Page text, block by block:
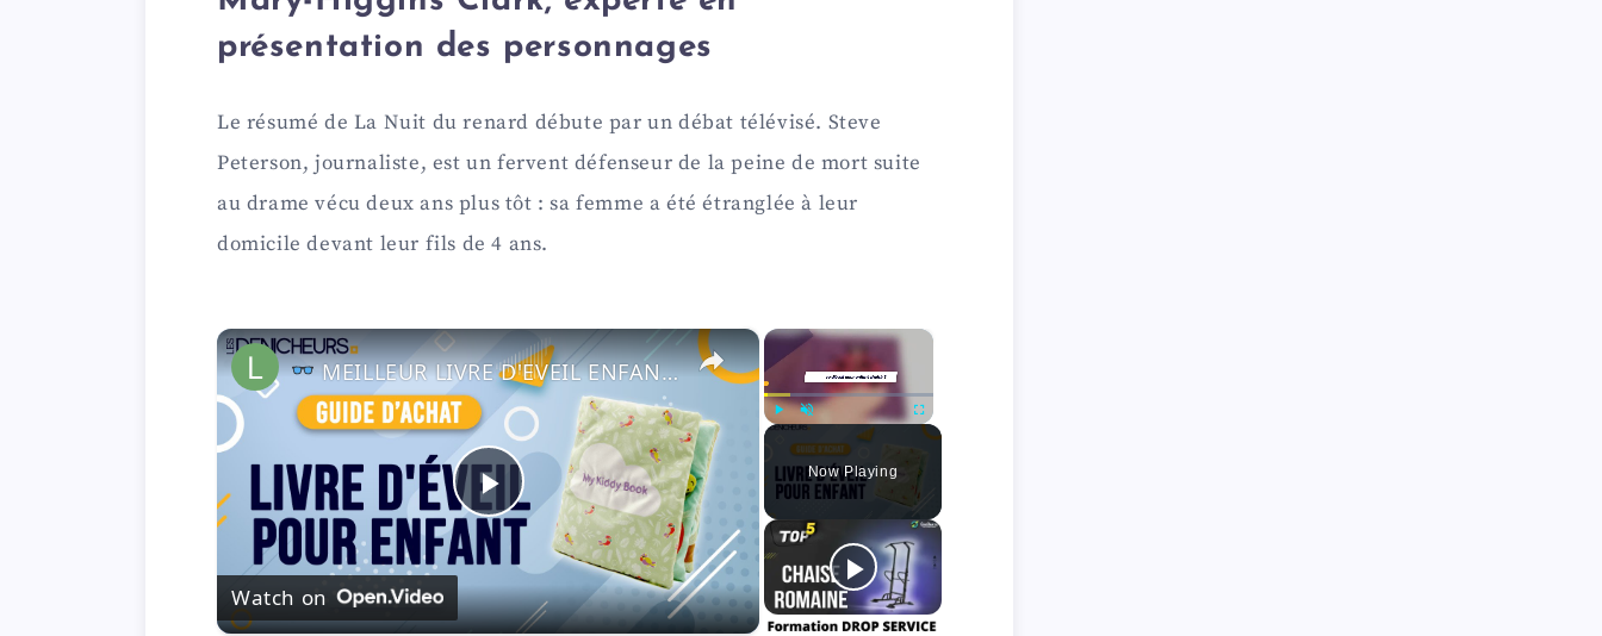
présentation des personnages
Le résumé de La Nuit du renard débute par un débat télévisé. Steve
Peterson, journaliste, est un fervent défenseur de la peine de mort suite
au drame vécu deux ans plus tôt : sa femme a été étranglée à leur
domicile devant leur fils de 4 ans.
×
Fullscreen
Now Playing
×
P
l
MEILLEUR LIVRE D'EVEIL ENFANT (2022) - Comparatif & Guide d'achat
Watch on